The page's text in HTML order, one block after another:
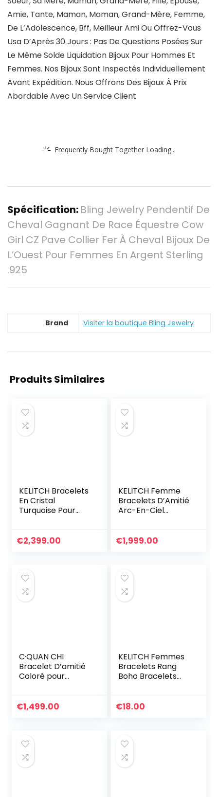
Amie, Tante, Maman, Maman, Grand-Mère, Femme,
De L’Adolescence, Bff, Meilleur Ami Ou Offrez-Vous
Usa D’Après 30 Jours : Pas De Questions Posées Sur
Le Même Solde Liquidation Bijoux Pour Hommes Et
Femmes. Nos Bijoux Sont Inspectés Individuellement
Avant Expédition. Nous Offrons Des Bijoux À Prix
Abordable Avec Un Service Client
Frequently Bought Together Loading...
Spécification: Bling Jewelry Pendentif De
Cheval Gagnant De Race Équestre Cow
Girl CZ Pave Collier Fer À Cheval Bijoux De
L’Ouest Pour Femmes En Argent Sterling
.925
Brand Visiter la boutique Bling Jewelry
Produits Similaires
KELITCH Bracelets
En Cristal
Turquoise Pour
Breloques Enroulé
€2,399.00
KELITCH Femme
Bracelets D’Amitié
Arc-En-Ciel
Main Bracelets
€1,999.00
C·QUAN CHI
Bracelet D’amitié
Coloré pour
Perles Tila
€1,499.00
KELITCH Femmes
Bracelets Rang
Boho Bracelets
D’été Plage
€18.00